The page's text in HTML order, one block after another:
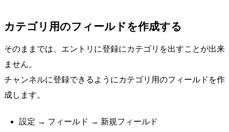
カテゴリ用のフィールドを作成する
そのままでは、エントリに登録にカテゴリを出すことが出来
ません。
チャンネルに登録できるようにカテゴリ用のフィールドを作
成します。
設定 → フィールド → 新規フィールド